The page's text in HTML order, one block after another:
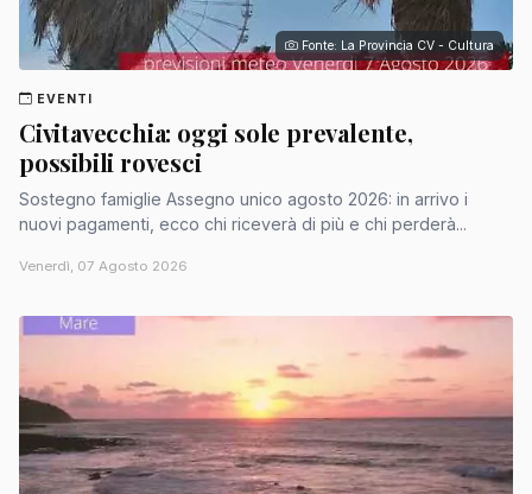
Fonte: La Provincia CV - Cultura
EVENTI
Civitavecchia: oggi sole prevalente,
possibili rovesci
Sostegno famiglie Assegno unico agosto 2026: in arrivo i
nuovi pagamenti, ecco chi riceverà di più e chi perderà...
Venerdì, 07 Agosto 2026